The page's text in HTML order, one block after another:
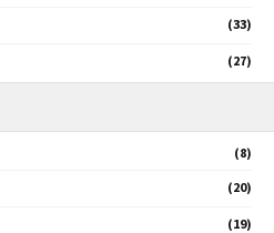
(33)
(27)
(8)
(20)
(19)